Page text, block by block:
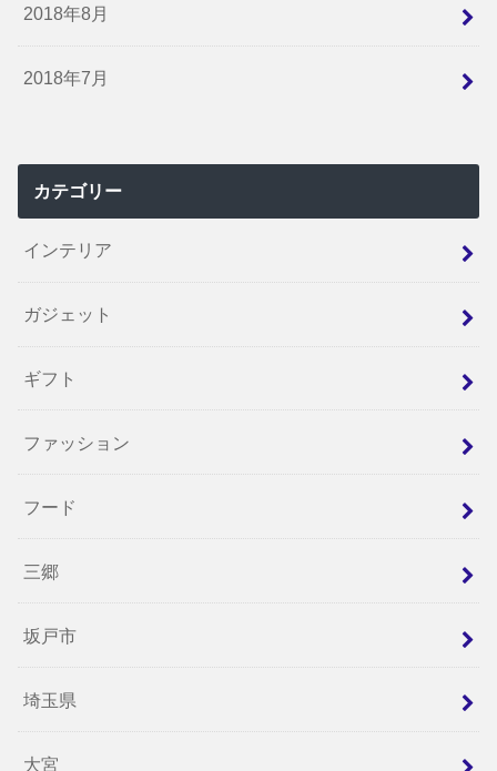
2018年8月
2018年7月
カテゴリー
インテリア
ガジェット
ギフト
ファッション
フード
三郷
坂戸市
埼玉県
大宮